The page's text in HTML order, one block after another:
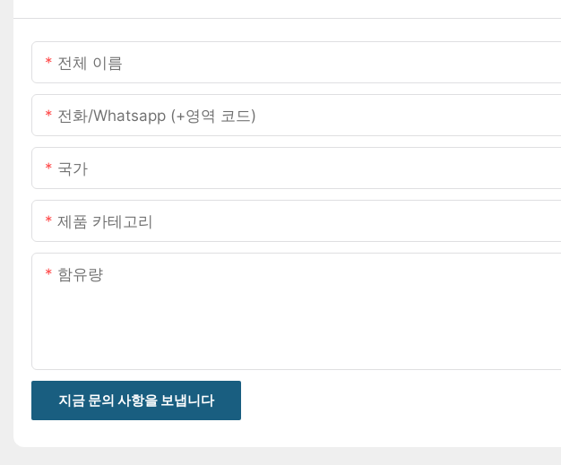
전체 이름
전화/whatsapp (+영역 코드)
국가
제품 카테고리
함유량
지금 문의 사항을 보냅니다